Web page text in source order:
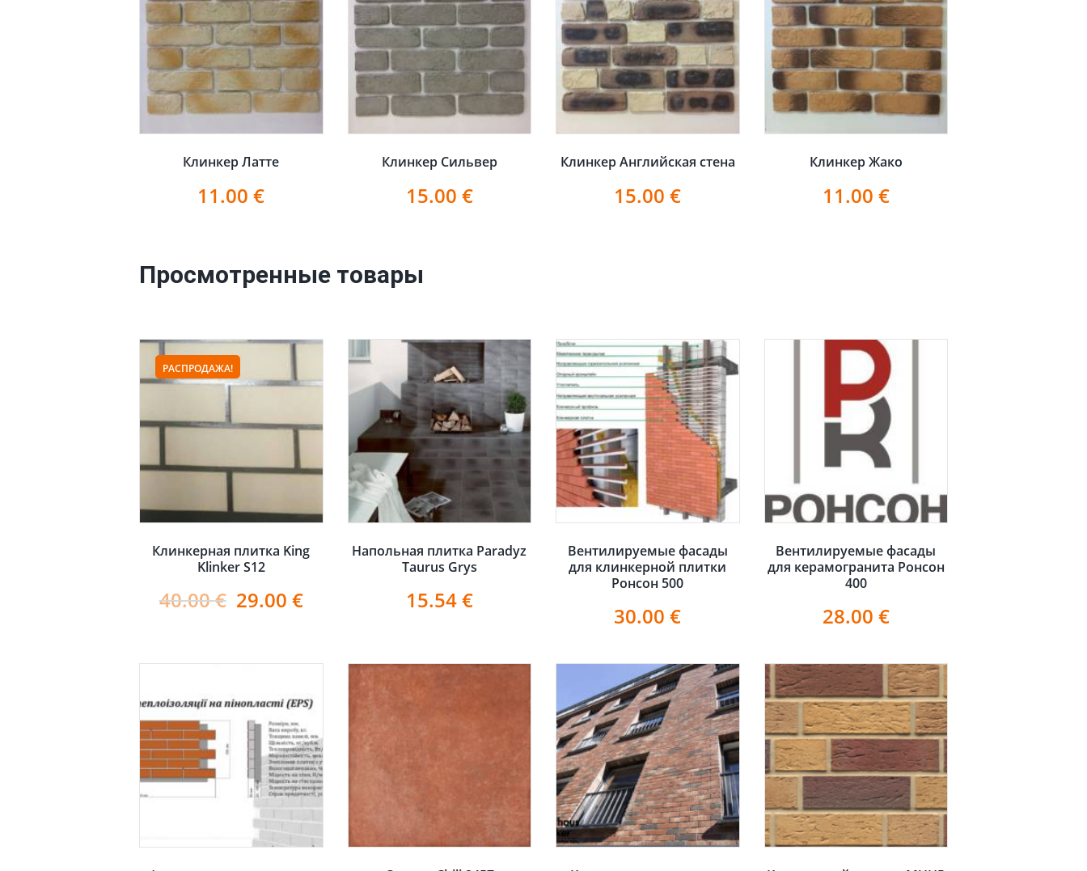
Клинкер Латте
11.00€
Клинкер Сильвер
15.00 €
Клинкер Английская стена
15.00€
Клинкер Жако
11.00 €
Просмотренные товары
РАСПРОДАЖА!
Клинкерная плитка King
Klinker S12
40.00€ 29.00 €
Напольная плитка Paradyz
Taurus Grys
15.54€
Вентилируемые фасады
для клинкерной плитки
Ронсон 500
30.00€
Вентилируемые фасады
для керамогранита Ронсон
400
28.00 €